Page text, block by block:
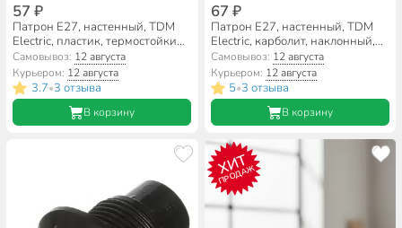
57 ₽
Патрон E27, настенный, TDM
Electric, пластик, термостойкий,
наклонный, черный, SQ0335-
0076
Самовывоз: 12 августа
Курьером: 12 августа
3.7•3 отзыва
В корзину
67 ₽
Патрон E27, настенный, TDM
Electric, карболит, наклонный,
черный, SQ0335-0015
Самовывоз: 12 августа
Курьером: 12 августа
5•3 отзыва
В корзину
ХИТ
ПРОДАЖ